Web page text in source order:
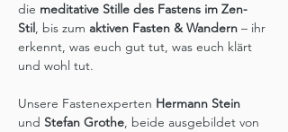
die meditative Stille des Fastens im Zen-
Stil , bis zum aktiven Fasten & Wandern – ihr
erkennt, was euch gut tut, was euch klärt
und wohl tut.
Unsere Fastenexperten Hermann Stein
und Stefan Grothe, beide ausgebildet von